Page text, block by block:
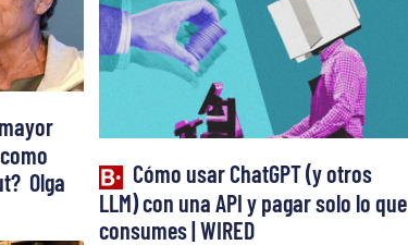
Olga
Cómo usar ChatGPT (y otros
LLM) con una API y pagar solo lo que
consumes | WIRED